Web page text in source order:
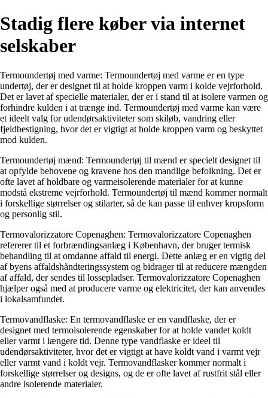
Stadig flere køber via internet
selskaber
Termoundertøj med varme: Termoundertøj med varme er en type
undertøj, der er designet til at holde kroppen varm i kolde vejrforhold.
Det er lavet af specielle materialer, der er i stand til at isolere varmen og
forhindre kulden i at trænge ind. Termoundertøj med varme kan være
et ideelt valg for udendørsaktiviteter som skiløb, vandring eller
fjeldbestigning, hvor det er vigtigt at holde kroppen varm og beskyttet
mod kulden.
Termoundertøj mænd: Termoundertøj til mænd er specielt designet til
at opfylde behovene og kravene hos den mandlige befolkning. Det er
ofte lavet af holdbare og varmeisolerende materialer for at kunne
modstå ekstreme vejrforhold. Termoundertøj til mænd kommer normalt
i forskellige størrelser og stilarter, så de kan passe til enhver kropsform
og personlig stil.
Termovalorizzatore Copenaghen: Termovalorizzatore Copenaghen
refererer til et forbrændingsanlæg i København, der bruger termisk
behandling til at omdanne affald til energi. Dette anlæg er en vigtig del
af byens affaldshåndteringssystem og bidrager til at reducere mængden
af affald, der sendes til lossepladser. Termovalorizzatore Copenaghen
hjælper også med at producere varme og elektricitet, der kan anvendes
i lokalsamfundet.
Termovandflaske: En termovandflaske er en vandflaske, der er
designet med termoisolerende egenskaber for at holde vandet koldt
eller varmt i længere tid. Denne type vandflaske er ideel til
udendørsaktiviteter, hvor det er vigtigt at have koldt vand i varmt vejr
eller varmt vand i koldt vejr. Termovandflasker kommer normalt i
forskellige størrelser og designs, og de er ofte lavet af rustfrit stål eller
andre isolerende materialer.